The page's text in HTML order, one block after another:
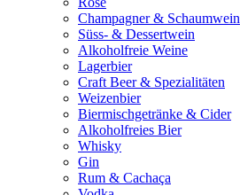
Champagner & Schaumwein
Süss- & Dessertwein
Alkoholfreie Weine
Lagerbier
Craft Beer & Spezialitäten
Weizenbier
Biermischgetränke & Cider
Alkoholfreies Bier
Whisky
Gin
Rum & Cachaça